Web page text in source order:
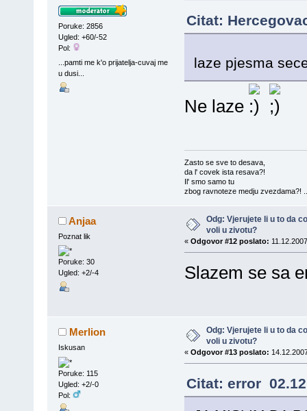
Poruke: 2856
Ugled: +60/-52
Pol:
...pamti me k'o prijatelja-cuvaj me
u dusi...
Citat:
laze pjesma
Ne laze
Zasto se sve to desava,
da l' covek ista resava?!
Il' smo samo tu
zbog ravnoteze medju zvezdama?!
Anjaa
Poznat lik
Poruke: 30
Ugled: +2/-4
Odg: Vjerujete li u to da
voli u zivotu?
« Odgovor #12 poslato:
Slazem se sa
Merlion
Iskusan
Poruke: 115
Ugled: +2/-0
Pol:
Odg: Vjerujete li u to da
voli u zivotu?
« Odgovor #13 poslato:
Citat: error